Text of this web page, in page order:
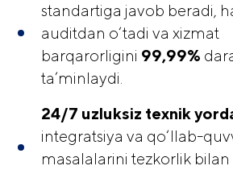
standartiga javob beradi,
auditdan o‘tadi va xizmat
barqarorligini 99,99%
ta’minlaydi.
24/7 uzluksiz texnik
integratsiya va qo‘llab-
masalalarini tezkorlik bilan